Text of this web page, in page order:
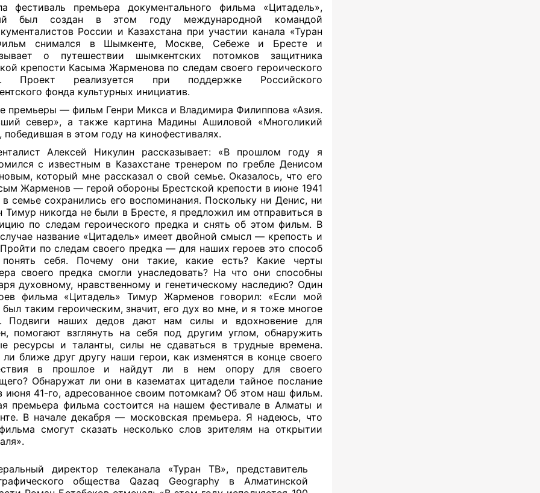
фестиваль премьера документального фильма «Цитадель»,
был создан в этом году международной командой
России и Казахстана при участии канала «Туран
снимался в Шымкенте, Москве, Себеже и Бресте и
о путешествии шымкентских потомков защитника
крепости Касыма Жарменова по следам своего героического
Проект реализуется при поддержке Российского
фонда культурных инициатив.
премьеры — фильм Генри Микса и Владимира Филиппова «Азия.
север», а также картина Мадины Ашиловой «Многоликий
победившая в этом году на кинофестивалях.
Алексей Никулин рассказывает: «В прошлом году я
с известным в Казахстане тренером по гребле Денисом
который мне рассказал о свой семье. Оказалось, что его
Жарменов — герой обороны Брестской крепости в июне 1941
в семье сохранились его воспоминания. Поскольку ни Денис, ни
Тимур никогда не были в Бресте, я предложил им отправиться в
по следам героического предка и снять об этом фильм. В
название «Цитадель» имеет двойной смысл — крепость и
по следам своего предка — для наших героев это способ
себя. Почему они такие, какие есть? Какие черты
своего предка смогли унаследовать? На что они способны
духовному, нравственному и генетическому наследию? Один
фильма «Цитадель» Тимур Жарменов говорил: «Если мой
был таким героическим, значит, его дух во мне, и я тоже многое
Подвиги наших дедов дают нам силы и вдохновение для
помогают взглянуть на себя под другим углом, обнаружить
ресурсы и таланты, силы не сдаваться в трудные времена.
ли ближе друг другу наши герои, как изменятся в конце своего
в прошлое и найдут ли в нем опору для своего
Обнаружат ли они в казематах цитадели тайное послание
июня 41-го, адресованное своим потомкам? Об этом наш фильм.
премьера фильма состоится на нашем фестивале в Алматы и
В начале декабря — московская премьера. Я надеюсь, что
смогут сказать несколько слов зрителям на открытии
директор телеканала «Туран ТВ», представитель
общества Qazaq Geography в Алматинской